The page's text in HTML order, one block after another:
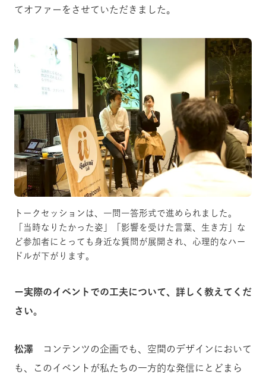
てオファーをさせていただきました。
トークセッションは、一問一答形式で進められました。
「当時なりたかった姿」「影響を受けた言葉、生き方」な
ど参加者にとっても身近な質問が展開され、心理的なハー
ドルが下がります。
ー実際のイベントでの工夫について、詳しく教えてくだ
さい。
松澤 コンテンツの企画でも、空間のデザインにおいて
も、このイベントが私たちの一方的な発信にとどまら